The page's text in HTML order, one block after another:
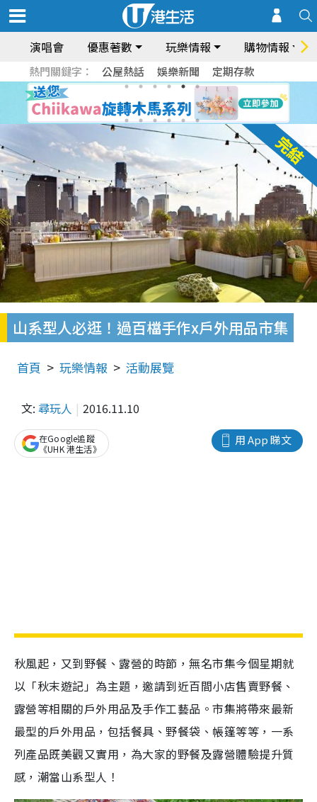
演唱會 優惠著數 玩樂情報 購物情報
熱門關鍵字： 公屋熱話 娛樂新聞 定期存款
山系型人必逛！過百檔手作x戶外用品市集
首頁 玩樂情報 活動展覽
文: 尋玩人 2016.11.10
用 App 睇文
在Google追蹤
《UHK 港生活》
秋風起，又到野餐、露營的時節，無名市集今個星期就
以「秋末遊記」為主題，邀請到近百間小店售賣野餐、
露營等相關的戶外用品及手作工藝品。市集將帶來最新
最型的戶外用品，包括餐具、野餐袋、帳篷等等，一系
列產品既美觀又實用，為大家的野餐及露營體驗提升質
感，潮當山系型人！